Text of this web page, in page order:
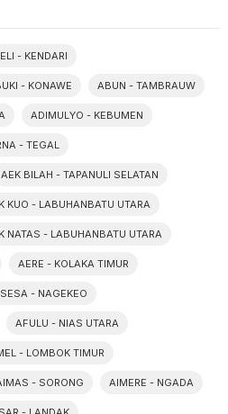
- KENDARI
- KONAWE ABUN - TAMBRAUW
ADIMULYO - KEBUMEN
- TEGAL
AEK BILAH - TAPANULI SELATAN
KUO - LABUHANBATU UTARA
NATAS - LABUHANBATU UTARA
AERE - KOLAKA TIMUR
- NAGEKEO
AFULU - NIAS UTARA
- LOMBOK TIMUR
- SORONG AIMERE - NGADA